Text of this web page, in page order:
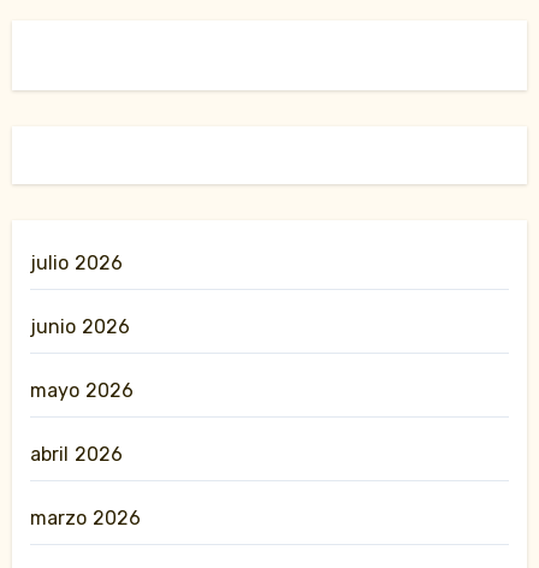
julio 2026
junio 2026
mayo 2026
abril 2026
marzo 2026